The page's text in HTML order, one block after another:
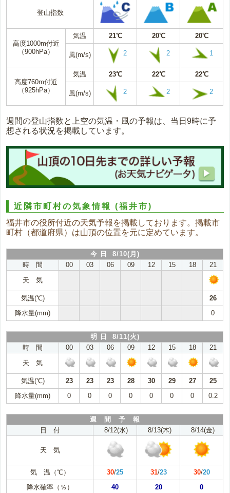
登山指数
高度1000m付近
（900hPa）
気温 21℃ 20℃ 20℃
風(m/s) 2 2 1
高度760m付近
（925hPa）
気温 23℃ 22℃ 22℃
風(m/s) 2 2 2
週間の登山指数と上空の気温・風の予報は、当日9時に予
想される状況を掲載しています。
近隣市町村の気象情報(福井市)
福井市の役所付近の天気予報を掲載しております。掲載市
町村（都道府県）は山頂の位置を元に定めています。
今 日 8/10(月)
時 間
00 03 06 09 12 15 18
21
天 気
気温(℃)
26
降水量(mm)
0
明 日 8/11(火)
時 間
00 03 06 09 12 15 18
21
天 気
気温(℃) 23 23 23 28 30 29 27
25
降水量(mm)
0 0 0 0 0 0 0 0.2
週 間 予 報
日 付
8/12(水) 8/13(木) 8/14(金)
天 気
気 温（℃） 30/25 31/23 30/20
降水確率（％）
40 20 0